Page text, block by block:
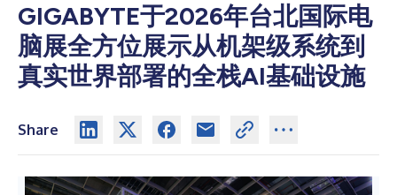
GIGABYTE于2026年台北国际电
脑展全方位展示从机架级系统到
真实世界部署的全栈AI基础设施
Share